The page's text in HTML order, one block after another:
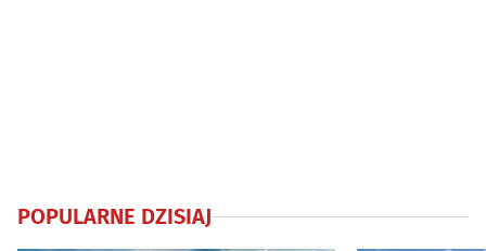
POPULARNE DZISIAJ